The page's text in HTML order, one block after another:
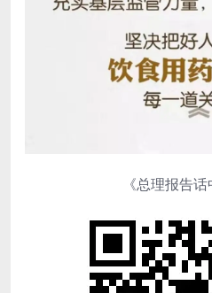
《总理报告话